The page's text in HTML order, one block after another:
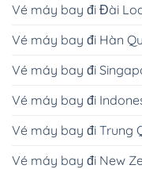
Vé máy bay đi Đài
Vé máy bay đi Hàn
Vé máy bay đi
Vé máy bay đi
Vé máy bay đi Trung
Vé máy bay đi New